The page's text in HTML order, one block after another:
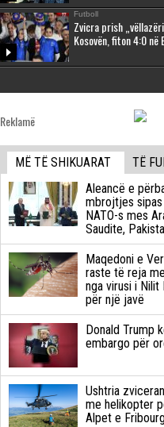
Futboll
Zvicra prish
Kosovën, fiton 4:0 në
Reklamë
MË TË SHIKUARAT
TË
Aleancë e
mbrojtjes
NATO-s mes
Saudite,
Maqedoni e
raste të reja
nga virusi i Nilit
për një javë
Donald Trump
embargo për
Ushtria
me helikopter
Alpet e